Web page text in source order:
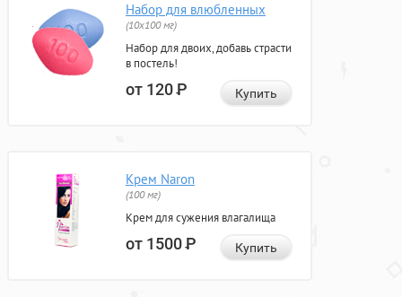
Набор для влюбленных
(10х100 мг)
Набор для двоих, добавь страсти
в постель!
от 120Р Купить
Крем Naron
(100 мг)
Крем для сужения влагалища
от 1500Р Купить